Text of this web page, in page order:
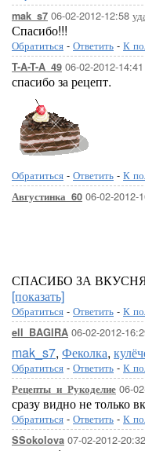
mak_s7 06-02-2012-12:58
Спасибо!!!
Обратиться - Ответить - К
T-A-T-A_49 06-02-2012-14:41
спасибо за рецепт.
Обратиться - Ответить - К
Августинка_60 06-02-2012-
СПАСИБО ЗА
[показать]
Обратиться - Ответить - К
ell_BAGIRA 06-02-2012-
mak_s7, Феколка,
Обратиться - Ответить - К
Рецепты_и_Рукоделие 06-
сразу видно не только
Обратиться - Ответить - К
SSokolova 07-02-2012-20:32